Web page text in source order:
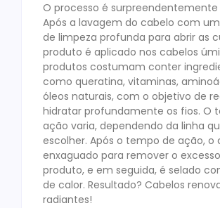
O processo é surpreendentemente
Após a lavagem do cabelo com
de limpeza profunda para abrir as
produto é aplicado nos cabelos
produtos costumam conter
como queratina, vitaminas,
óleos naturais, com o objetivo de
hidratar profundamente os fios. O
ação varia, dependendo da linha
escolher. Após o tempo de ação, o
enxaguado para remover o
produto, e em seguida, é selado
de calor. Resultado? Cabelos
radiantes!